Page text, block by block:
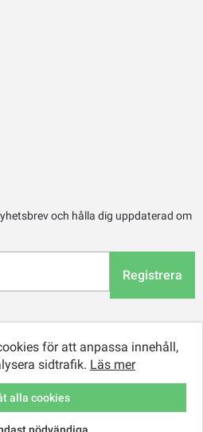
och hålla dig uppdaterad om
Registrera
för att anpassa innehåll,
sidtrafik. Läs mer
nödvändiga
alla cookies